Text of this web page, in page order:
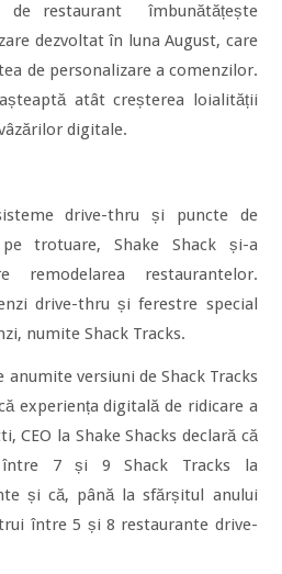
de restaurant îmbunătățește
dezvoltat în luna August, care
de personalizare a comenzilor.
atât creșterea loialității
digitale.
drive-thru și puncte de
trotuare, Shake Shack și-a
remodelarea restaurantelor.
drive-thru și ferestre special
numite Shack Tracks.
anumite versiuni de Shack Tracks
experiența digitală de ridicare a
CEO la Shake Shacks declară că
între 7 și 9 Shack Tracks la
și că, până la sfărșitul anului
între 5 și 8 restaurante drive-